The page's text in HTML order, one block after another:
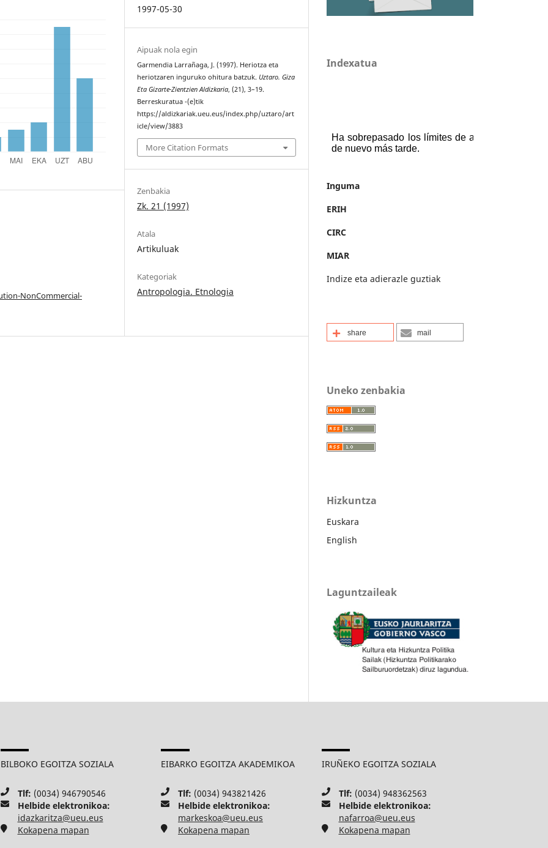
NonCommercial-
1997-05-30
Aipuak nola egin
Garmendia Larrañaga, J. (1997). Heriotza eta
heriotzaren inguruko ohitura batzuk. Uztaro. Giza
Eta Gizarte-Zientzien Aldizkaria, (21), 3–19.
Berreskuratua -(e)tik
https://aldizkariak.ueu.eus/index.php/uztaro/art
icle/view/3883
More Citation Formats
Zenbakia
Zk. 21 (1997)
Atala
Artikuluak
Kategoriak
Antropologia. Etnologia
Indexatua
Inguma
ERIH
CIRC
MIAR
Indize eta adierazle guztiak
share mail
Uneko zenbakia
Hizkuntza
Euskara
English
Laguntzaileak
BILBOKO EGOITZA SOZIALA
Tlf: (0034) 946790546
Helbide elektronikoa:
idazkaritza@ueu.eus
Kokapena mapan
EIBARKO EGOITZA AKADEMIKOA
Tlf: (0034) 943821426
Helbide elektronikoa:
markeskoa@ueu.eus
Kokapena mapan
IRUÑEKO EGOITZA SOZIALA
Tlf: (0034) 948362563
Helbide elektronikoa:
nafarroa@ueu.eus
Kokapena mapan